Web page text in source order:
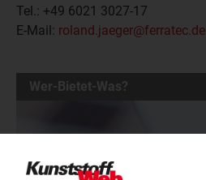
Tel.: +49 6021 3027-17
E-Mail: roland.jaeger@ferratec.de
Wer-Bietet-Was?